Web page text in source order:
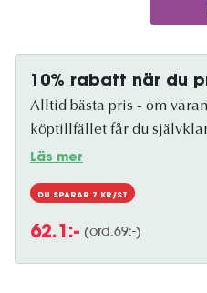
10% rabatt när du
Alltid bästa pris - om
köptillfället får du
Läs mer
DU SPARAR 7 KR/ST
62.1 :- (ord.69:-)